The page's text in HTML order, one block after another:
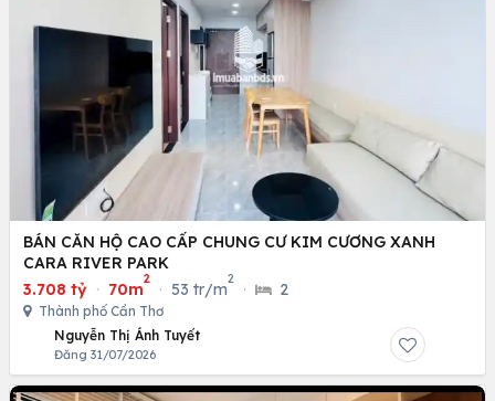
BÁN CĂN HỘ CAO CẤP CHUNG CƯ KIM CƯƠNG XANH
CARA RIVER PARK
3.708 tỷ · 70m
2
· 53 tr/m
2
· 2
Thành phố Cần Thơ
Nguyễn Thị Ánh Tuyết
Đăng 31/07/2026